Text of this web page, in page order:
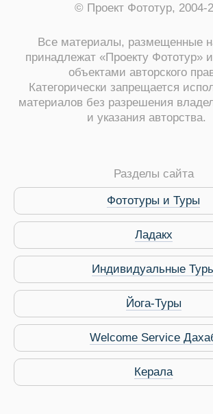
© Проект Фототур, 2004-
Все материалы, размещенные
принадлежат «Проекту Фототур»
объектами авторского
Категорически запрещается
материалов без разрешения
и указания авторства.
Разделы сайта
Фототуры и Туры
Ладакх
Индивидуальные
Йога-Туры
Welcome Service
Керала